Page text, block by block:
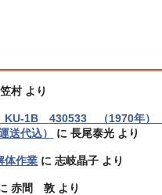
笠村より
KU-1B 430533 （1970年）
送代込）
に長尾泰光 より
体作業 に志岐晶子 より
赤間 敦 より